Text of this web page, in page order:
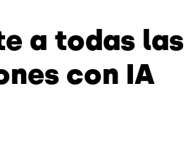
a todas las
con IA